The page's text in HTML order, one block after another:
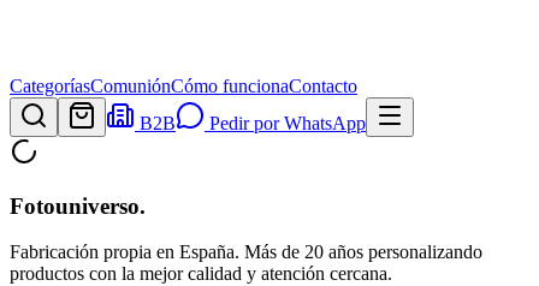
CategoríasComuniónCómo funcionaContacto
B2B
Pedir por WhatsApp
Fotouniverso.
Fabricación propia en España. Más de 20 años personalizando
productos con la mejor calidad y atención cercana.